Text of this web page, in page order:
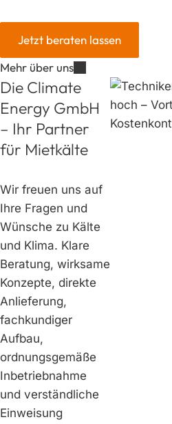
Jetzt beraten lassen
Mehr über uns
Die Climate
Energy GmbH
– Ihr Partner
für Mietkälte
Wir freuen uns auf
Ihre Fragen und
Wünsche zu Kälte
und Klima. Klare
Beratung, wirksame
Konzepte, direkte
Anlieferung,
fachkundiger
Aufbau,
ordnungsgemäße
Inbetriebnahme
und verständliche
Einweisung